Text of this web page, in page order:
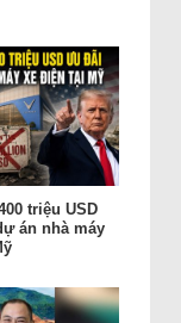
triệu USD
án nhà máy